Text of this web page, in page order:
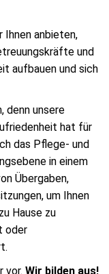
Ihnen anbieten,
und
aufbauen und sich
denn unsere
hat für
das Pflege- und
in einem
Übergaben,
um Ihnen
Hause zu
oder
vor. Wir bilden aus!